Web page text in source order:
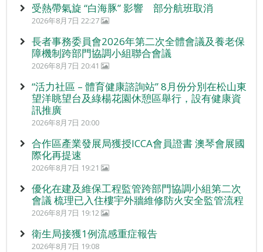
受熱帶氣旋 “白海豚” 影響 部分航班取消
2026年8月7日 22:27
長者事務委員會2026年第二次全體會議及養老保
障機制跨部門協調小組聯合會議
2026年8月7日 20:41
“活力社區 – 體育健康諮詢站” 8月份分別在松山東
望洋眺望台及綠楊花園休憩區舉行，設有健康資
訊推廣
2026年8月7日 20:00
合作區產業發展局獲授ICCA會員證書 澳琴會展國
際化再提速
2026年8月7日 19:21
優化在建及維保工程監管跨部門協調小組第二次
會議 梳理已入住樓宇外牆維修防火安全監管流程
2026年8月7日 19:12
衛生局接獲1例流感重症報告
2026年8月7日 19:08